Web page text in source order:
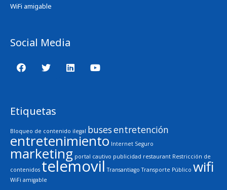
WiFi amigable
Social Media
Etiquetas
Bloqueo de contenido ilegal busesentretención
entretenimiento Internet Seguro
marketing portal cautivo publicidad restaurant Restricción de
contenidos telemovil Transantiago Transporte Público wifi
WiFi amigable